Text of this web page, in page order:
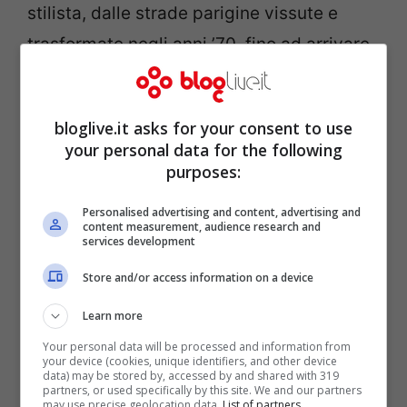
stilista, dalle strade parigine vissute e
trasformate negli anni ’70, fino ad arrivare
agli abiti concepiti per il cinema.
Sono presenti più di140 creazioni, tra
haute couture e prêt-à-porter. I modelli
d’arte, tutti rigorosamente indossati da
manichini i cui volti, grazie ad un sistema
audiovisivo, risultano interattivi.
In mostra, affiancati agli abiti, anche
accessori, bozzetti, costumi di scena,
bloglive.it asks for your consent to use
your personal data for the following
purposes:
Personalised advertising and content, advertising and
content measurement, audience research and
services development
Store and/or access information on a device
Learn more
Your personal data will be processed and information from
your device (cookies, unique identifiers, and other device
data) may be stored by, accessed by and shared with 319
partners, or used specifically by this site. We and our partners